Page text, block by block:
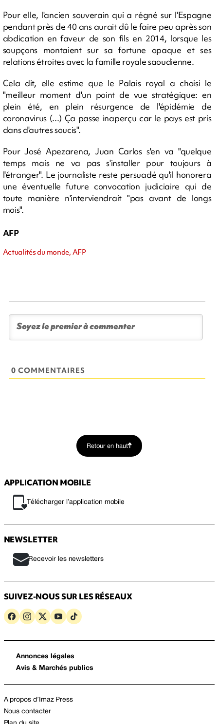
Pour elle, l'ancien souverain qui a régné sur l'Espagne
pendant près de 40 ans aurait dû le faire peu après son
abdication en faveur de son fils en 2014, lorsque les
soupçons montaient sur sa fortune opaque et ses
relations étroites avec la famille royale saoudienne.
Cela dit, elle estime que le Palais royal a choisi le
"meilleur moment d'un point de vue stratégique: en
plein été, en plein résurgence de l'épidémie de
coronavirus (...) Ça passe inaperçu car le pays est pris
dans d'autres soucis".
Pour José Apezarena, Juan Carlos s'en va "quelque
temps mais ne va pas s'installer pour toujours à
l'étranger". Le journaliste reste persuadé qu'il honorera
une éventuelle future convocation judiciaire qui de
toute manière n'interviendrait "pas avant de longs
mois".
AFP
Actualités du monde, AFP
0 COMMENTAIRES
Retour en haut
APPLICATION MOBILE
Télécharger l’application mobile
NEWSLETTER
Recevoir les newsletters
SUIVEZ-NOUS SUR LES RÉSEAUX
Annonces légales
Avis & Marchés publics
A propos d’Imaz Press
Nous contacter